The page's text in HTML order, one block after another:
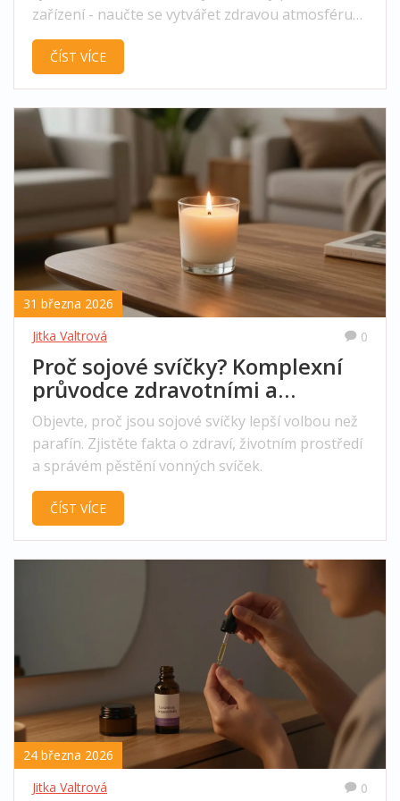
zařízení - naučte se vytvářet zdravou atmosféru
bez rizik.
ČÍST VÍCE
31 března 2026
Jitka Valtrová
0
Proč sojové svíčky? Komplexní
průvodce zdravotními a
ekologickými benefity
Objevte, proč jsou sojové svíčky lepší volbou než
parafín. Zjistěte fakta o zdraví, životním prostředí
a správém pěstění vonných svíček.
ČÍST VÍCE
24 března 2026
Jitka Valtrová
0